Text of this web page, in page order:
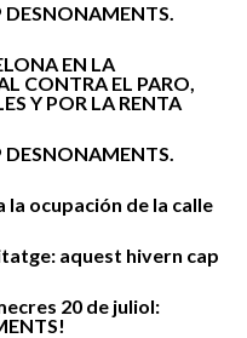
EN LA
CONTRA EL PARO,
Y POR LA RENTA
la ocupación de la calle
aquest hivern cap
20 de juliol: